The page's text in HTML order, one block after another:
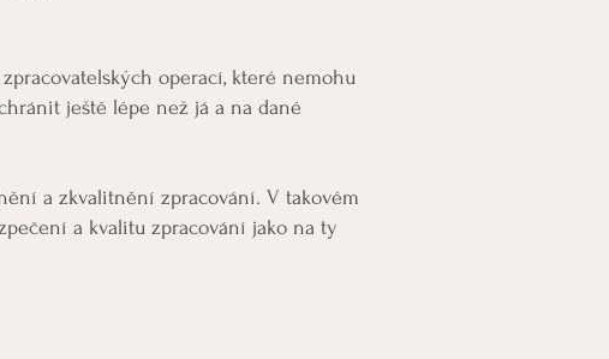
operací, které nemohu
ještě lépe než já a na dané
a zkvalitnění zpracování. V takovém
a kvalitu zpracování jako na ty